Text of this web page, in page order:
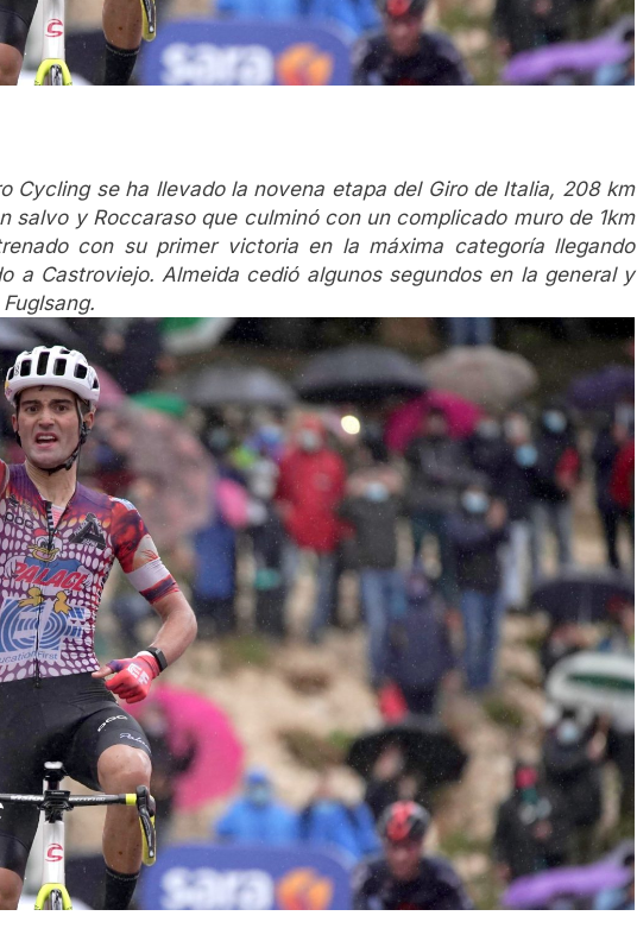
Cycling se ha llevado la novena etapa del Giro de Italia, 208 km
salvo y Roccaraso que culminó con un complicado muro de 1km
con su primer victoria en la máxima categoría llegando
a Castroviejo. Almeida cedió algunos segundos en la general y